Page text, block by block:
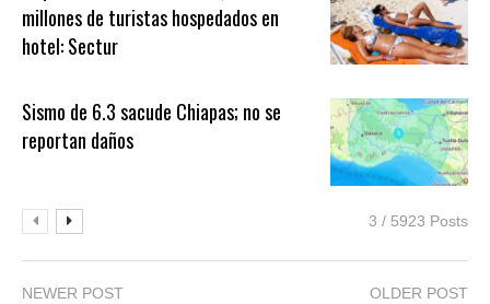
millones de turistas hospedados en
hotel: Sectur
Sismo de 6.3 sacude Chiapas; no se
reportan daños
3 / 5923 Posts
NEWER POST OLDER POST